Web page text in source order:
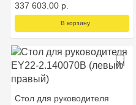
337 603.00 р.
В корзину
Стол для руководителя